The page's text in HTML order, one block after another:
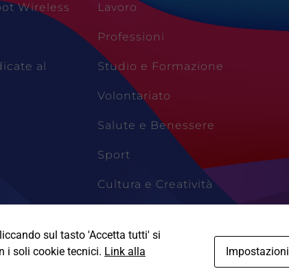
Wireless
al
Lavoro
Professioni
Studio e Formazione
Volontariato
Salute e Benessere
Sport
Cultura e Creatività
sul tasto 'Accetta tutti' si
i soli cookie tecnici. Link alla
Impostazioni